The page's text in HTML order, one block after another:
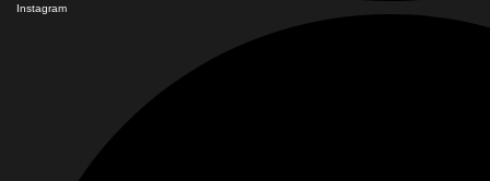
Instagram